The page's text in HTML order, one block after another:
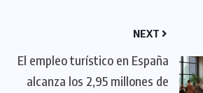
NEXT
El empleo turístico en España
alcanza los 2,95 millones de